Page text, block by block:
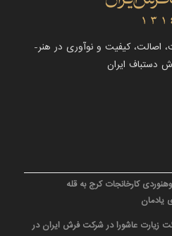
اصالت، کیفیت و نوآوری در هنر-
دستباف ایران
کارخانجات کرج به قله
یادمان
زیارت عاشورا در شرکت فرش ایران در